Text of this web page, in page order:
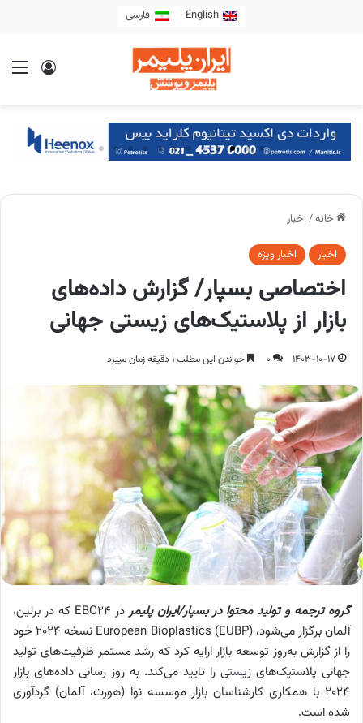
English فارسی
خانه/ اخبار
اخبار اخبار ویژه
اختصاصی بسپار/ گزارش داده‌های
بازار از پلاستیک‌های زیستی جهانی
1403-10-17
0 خواندن این مطلب 1 دقیقه زمان میبرد
گروه ترجمه و تولید محتوا در بسپار/ایران پلیمر
در EBC24 که در برلین،
آلمان برگزار می‌شود، European Bioplastics (EUBP) نسخه 2024 خود
را از گزارش به‌روز توسعه بازار ارایه کرد که رشد مستمر ظرفیت‌های تولید
جهانی پلاستیک‌های زیستی را تایید می‌کند. به روز رسانی داده‌های بازار
2024 با همکاری کارشناسان بازار موسسه نوا (هورث، آلمان) گردآوری
شده است.